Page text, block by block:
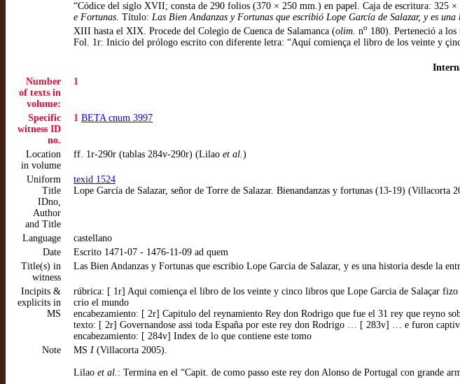
“Códice del siglo XVII; consta de 290 folios (370 × 250 mm.) en papel. Caja de escritura:
e Fortunas. Título: Las Bien Andanzas y Fortunas que escribió Lope García de Salazar, y es
XIII hasta el XIX. Procede del Colegio de Cuenca de Salamanca (olim. no 180). Perteneció a
Fol. 1r: Inicio del prólogo escrito con diferente letra: “Aquí comiença el libro de los veinte y
Number
of texts in
volume:
1
Specific
witness ID
no.
1 BETA cnum 3997
Location
in volume
ff. 1r-290r (tablas 284v-290r) (Lilao et al.)
Uniform
Title
IDno,
Author
and Title
texid 1524
Lope García de Salazar, señor de Torre de Salazar. Bienandanzas y fortunas (13-19) (Villacorta
Language
castellano
Date
Escrito 1471-07 - 1476-11-09 ad quem
Title(s) in
witness
Las Bien Andanzas y Fortunas que escribio Lope Garcia de Salazar, y es una historia desde la
Incipits &
explicits in
MS
rúbrica: [ 1r] Aqui comiença el libro de los veinte y cinco libros que Lope Garcia de Salaçar fizo
crio el mundo
encabezamiento: [ 2r] Capitulo del reynamiento Rey don Rodrigo que fue el 31 rey que reyno
texto: [ 2r] Governandose assi toda España por este rey don Rodrigo … [ 283v] … e furon
encabezamiento: [ 284v] Index de lo que contiene este tomo
Note
MS I (Villacorta 2005).
Lilao et al. : Termina en el “Capit. de como passo este rey don Alonso de Portugal con grande